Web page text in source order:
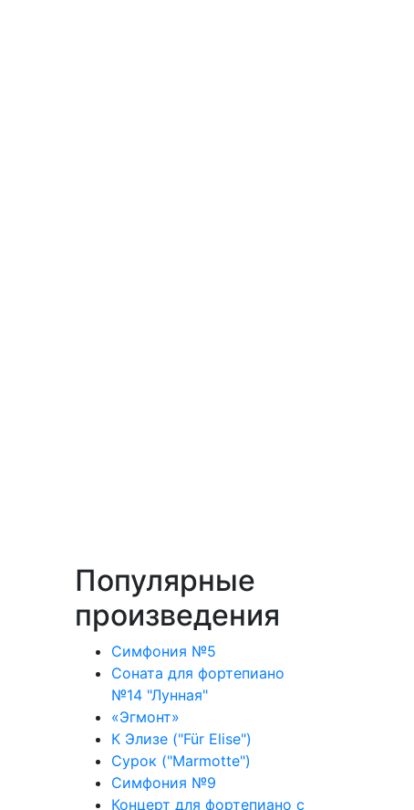
Популярные
произведения
Симфония №5
Соната для фортепиано
№14 "Лунная"
«Эгмонт»
К Элизе ("Für Elise")
Сурок ("Marmotte")
Симфония №9
Концерт для фортепиано с